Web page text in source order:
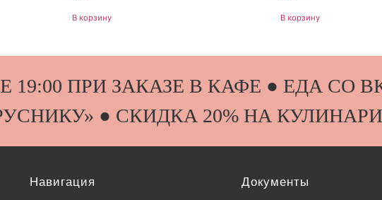
В корзину В корзину
19:00 ПРИ ЗАКАЗЕ В КАФЕ ● ЕДА
● СКИДКА 20% НА
Навигация Документы